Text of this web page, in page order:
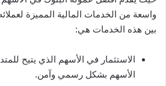
واسعة من الخدمات المالية المميزة
بين هذه الخدمات هي:
الاستثمار في الأسهم الذي يتيح
الأسهم بشكل رسمي وآمن.